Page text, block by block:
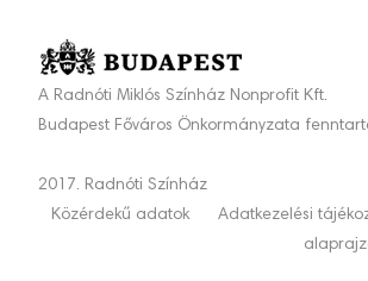
A Radnóti Miklós Színház Nonprofit Kft.
Budapest Főváros Önkormányzata
2017. Radnóti Színház
Közérdekű adatok
Adatkezelési